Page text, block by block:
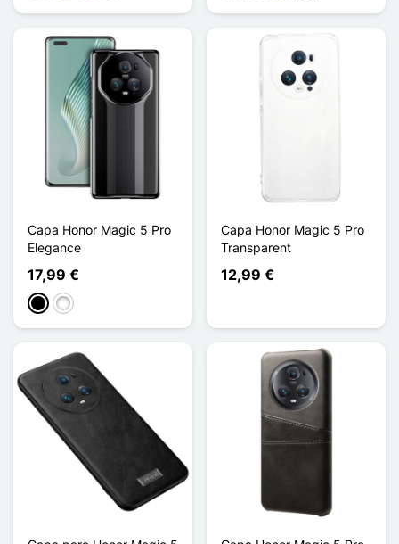
Capa Honor Magic 5 Pro
Elegance
17,99 €
PretoBranco
Capa Honor Magic 5 Pro
Transparent
12,99 €